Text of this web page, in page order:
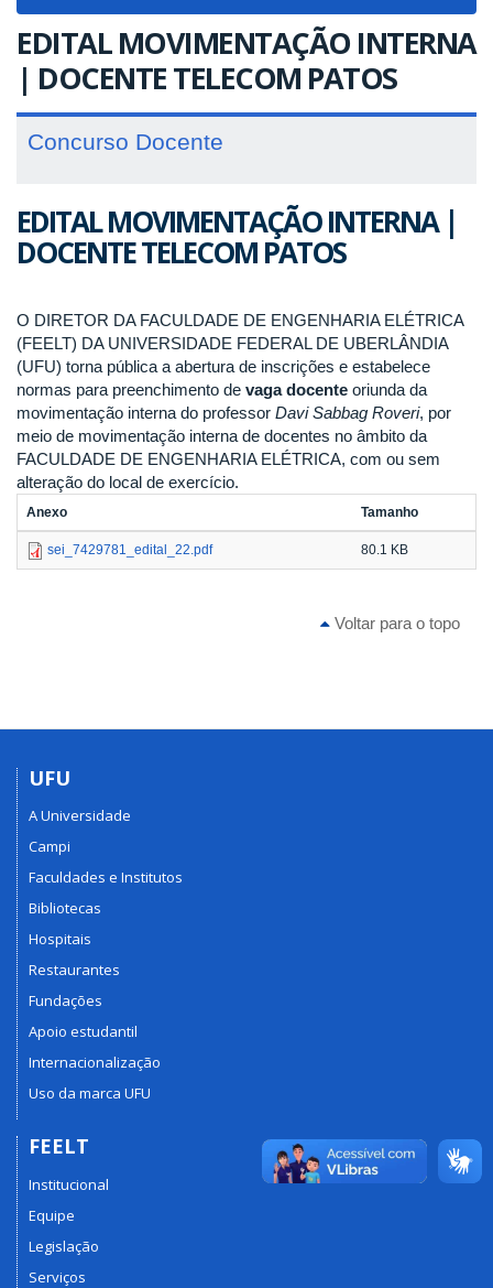
EDITAL MOVIMENTAÇÃO INTERNA
| DOCENTE TELECOM PATOS
Concurso Docente
EDITAL MOVIMENTAÇÃO INTERNA |
DOCENTE TELECOM PATOS
O DIRETOR DA FACULDADE DE ENGENHARIA ELÉTRICA
(FEELT) DA UNIVERSIDADE FEDERAL DE UBERLÂNDIA
(UFU) torna pública a abertura de inscrições e estabelece
normas para preenchimento de vaga docente oriunda da
movimentação interna do professor Davi Sabbag Roveri, por
meio de movimentação interna de docentes no âmbito da
FACULDADE DE ENGENHARIA ELÉTRICA, com ou sem
alteração do local de exercício.
Anexo Tamanho
sei_7429781_edital_22.pdf 80.1 KB
Voltar para o topo
UFU
A Universidade
Campi
Faculdades e Institutos
Bibliotecas
Hospitais
Restaurantes
Fundações
Apoio estudantil
Internacionalização
Uso da marca UFU
FEELT
Institucional
Equipe
Legislação
Serviços